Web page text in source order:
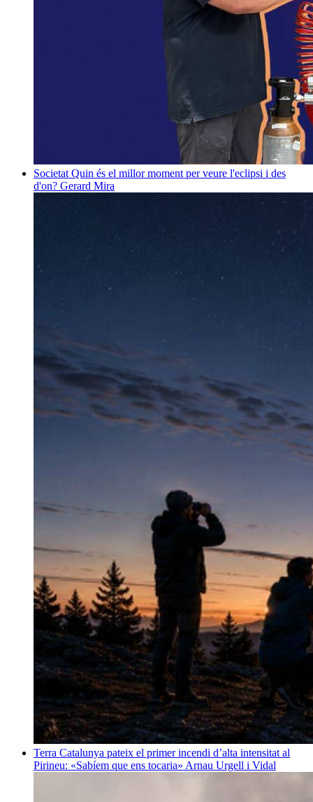
Societat Quin és el millor moment per veure l'eclipsi i des
d'on? Gerard Mira
Terra Catalunya pateix el primer incendi d’alta intensitat al
Pirineu: «Sabíem que ens tocaria» Arnau Urgell i Vidal